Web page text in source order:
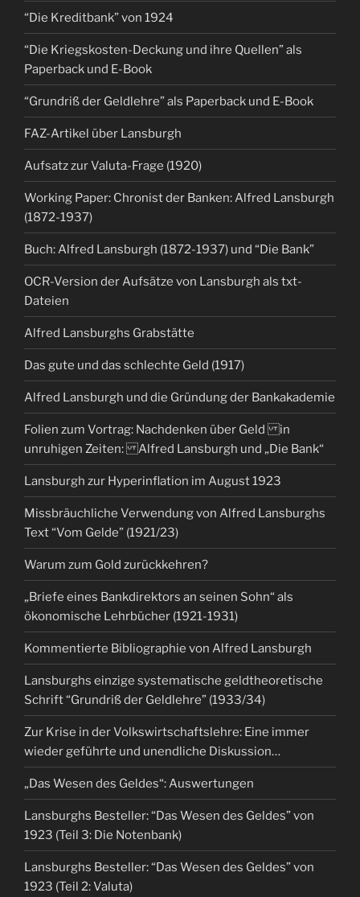
“Die Kreditbank” von 1924
“Die Kriegskosten-Deckung und ihre Quellen” als
Paperback und E-Book
“Grundriß der Geldlehre” als Paperback und E-Book
FAZ-Artikel über Lansburgh
Aufsatz zur Valuta-Frage (1920)
Working Paper: Chronist der Banken: Alfred Lansburgh
(1872-1937)
Buch: Alfred Lansburgh (1872-1937) und “Die Bank”
OCR-Version der Aufsätze von Lansburgh als txt-
Dateien
Alfred Lansburghs Grabstätte
Das gute und das schlechte Geld (1917)
Alfred Lansburgh und die Gründung der Bankakademie
Folien zum Vortrag: Nachdenken über Geld in
unruhigen Zeiten: Alfred Lansburgh und „Die Bank“
Lansburgh zur Hyperinflation im August 1923
Missbräuchliche Verwendung von Alfred Lansburghs
Text “Vom Gelde” (1921/23)
Warum zum Gold zurückkehren?
„Briefe eines Bankdirektors an seinen Sohn“ als
ökonomische Lehrbücher (1921-1931)
Kommentierte Bibliographie von Alfred Lansburgh
Lansburghs einzige systematische geldtheoretische
Schrift “Grundriß der Geldlehre” (1933/34)
Zur Krise in der Volkswirtschaftslehre: Eine immer
wieder geführte und unendliche Diskussion…
„Das Wesen des Geldes“: Auswertungen
Lansburghs Besteller: “Das Wesen des Geldes” von
1923 (Teil 3: Die Notenbank)
Lansburghs Besteller: “Das Wesen des Geldes” von
1923 (Teil 2: Valuta)